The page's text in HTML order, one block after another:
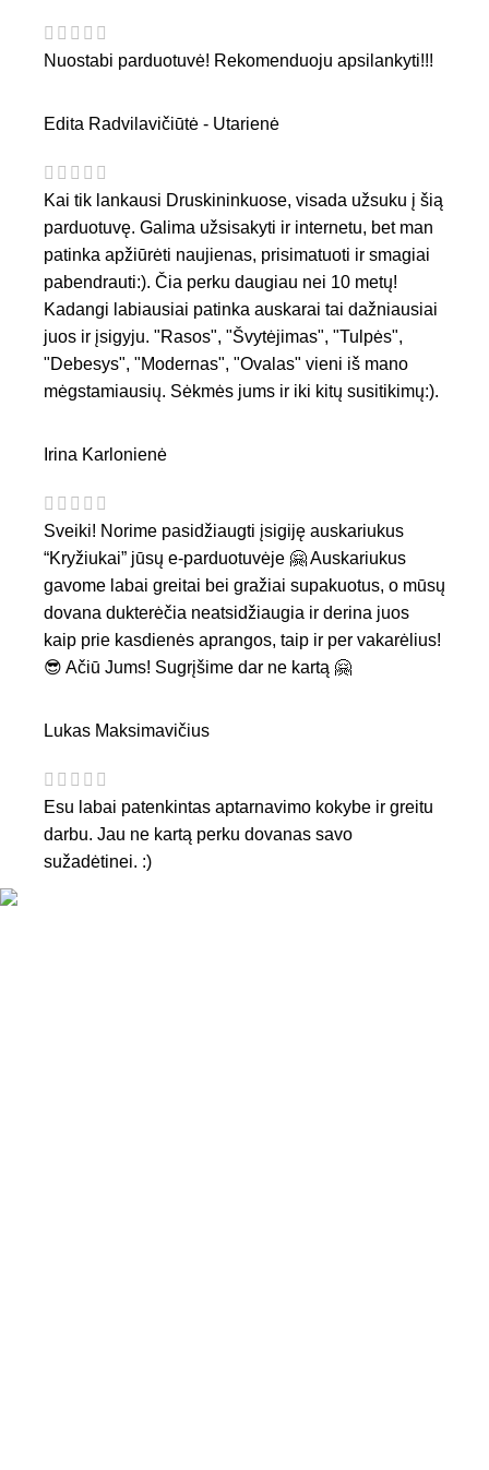
Nuostabi parduotuvė! Rekomenduoju apsilankyti!!!
Edita Radvilavičiūtė - Utarienė
Kai tik lankausi Druskininkuose, visada užsuku į šią
parduotuvę. Galima užsisakyti ir internetu, bet man
patinka apžiūrėti naujienas, prisimatuoti ir smagiai
pabendrauti:). Čia perku daugiau nei 10 metų!
Kadangi labiausiai patinka auskarai tai dažniausiai
juos ir įsigyju. "Rasos", "Švytėjimas", "Tulpės",
"Debesys", "Modernas", "Ovalas" vieni iš mano
mėgstamiausių. Sėkmės jums ir iki kitų susitikimų:).
Irina Karlonienė
Sveiki! Norime pasidžiaugti įsigiję auskariukus
“Kryžiukai” jūsų e-parduotuvėje 🤗 Auskariukus
gavome labai greitai bei gražiai supakuotus, o mūsų
dovana dukterėčia neatsidžiaugia ir derina juos
kaip prie kasdienės aprangos, taip ir per vakarėlius!
😎 Ačiū Jums! Sugrįšime dar ne kartą 🤗
Lukas Maksimavičius
Esu labai patenkintas aptarnavimo kokybe ir greitu
darbu. Jau ne kartą perku dovanas savo
sužadėtinei. :)